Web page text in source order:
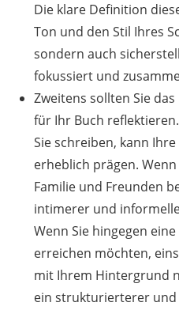
Die klare Definition
Ton und den Stil Ihres
sondern auch
fokussiert und
Zweitens sollten Sie
für Ihr Buch
Sie schreiben, kann
erheblich prägen.
Familie und Freunden
intimerer und
Wenn Sie hingegen
erreichen möchten,
mit Ihrem Hintergrund
ein strukturierterer und